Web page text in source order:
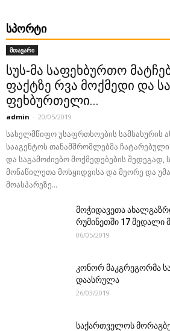
ᲡᲞᲝᲠᲢᲘ
მთავარი
სუს-მა საფეხბურთო
ფაქტზე რვა მოქმედი და
ფეხბურთელი...
admin - 20/05/2019
სახელმწიფო უსაფრთხოების სამსახურის
სააგენტოს თანამშრომლებმა
და საგამოძიებო მოქმედებების შედეგად,
მონაწილეთა მოსყიდვისა და მეორე და
მოასპარეზე...
მოჭიდავეთა
რუმინეთში 17 მედალი
06/05/2019
კონორ მაკგრეგორმა
დაასრულა
26/03/2019
საქართველოს